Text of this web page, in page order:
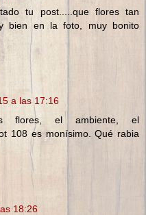
tu post.....que flores tan
bien en la foto, muy bonito
a las 17:16
flores, el ambiente, el
108 es monísimo. Qué rabia
18:26